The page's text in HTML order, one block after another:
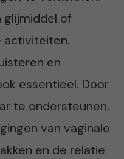
glijmiddel of
activiteiten.
en
essentieel. Door
te ondersteunen,
van vaginale
en de relatie